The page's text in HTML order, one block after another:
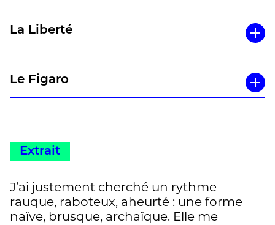
Un article de Christian Rosset à lire
La Liberté
Le Figaro
Extrait
J’ai justement cherché un rythme
rauque, raboteux, aheurté : une forme
naïve, brusque, archaïque. Elle me